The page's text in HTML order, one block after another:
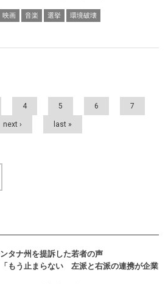
映画 音楽 選挙 環境破壊
4 5 6 7
next › last »
タナ州を提訴した若者の声
もう止まらない 左派と右派の連携が企業